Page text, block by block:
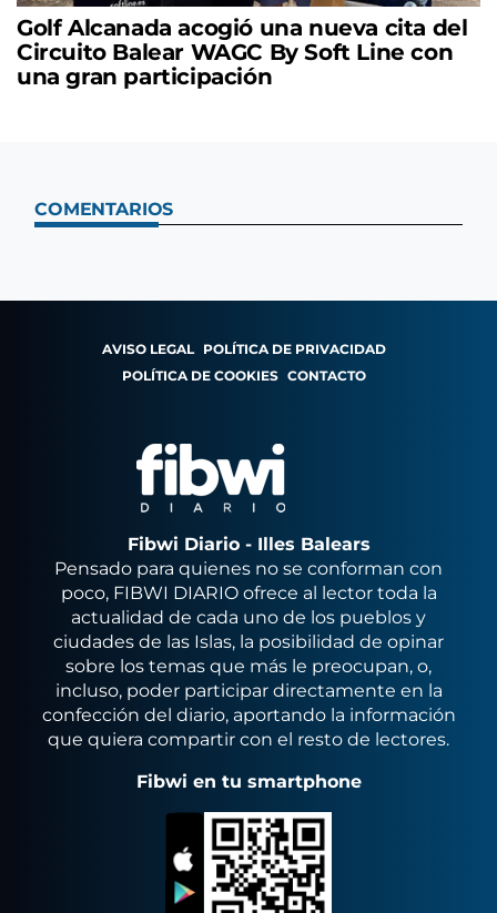
Golf Alcanada acogió una nueva cita del
Circuito Balear WAGC By Soft Line con
una gran participación
COMENTARIOS
AVISO LEGAL POLÍTICA DE PRIVACIDAD
POLÍTICA DE COOKIES CONTACTO
Fibwi Diario - Illes Balears
Pensado para quienes no se conforman con
poco, FIBWI DIARIO ofrece al lector toda la
actualidad de cada uno de los pueblos y
ciudades de las Islas, la posibilidad de opinar
sobre los temas que más le preocupan, o,
incluso, poder participar directamente en la
confección del diario, aportando la información
que quiera compartir con el resto de lectores.
Fibwi en tu smartphone